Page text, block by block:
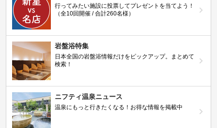
行ってみたい施設に投票してプレゼントを当てよう！
（全10回開催 / 合計260名様）
岩盤浴特集
日本全国の岩盤浴情報だけをピックアップ。まとめて
検索！
ニフティ温泉ニュース
温泉にもっと行きたくなる！お得な情報を掲載中